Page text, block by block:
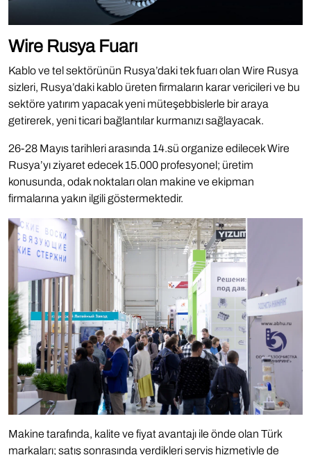
Wire Rusya Fuarı
Kablo ve tel sektörünün Rusya’daki tek fuarı olan Wire Rusya
sizleri, Rusya’daki kablo üreten firmaların karar vericileri ve bu
sektöre yatırım yapacak yeni müteşebbislerle bir araya
getirerek, yeni ticari bağlantılar kurmanızı sağlayacak.
26-28 Mayıs tarihleri arasında 14.sü organize edilecek Wire
Rusya’yı ziyaret edecek 15.000 profesyonel; üretim
konusunda, odak noktaları olan makine ve ekipman
firmalarına yakın ilgili göstermektedir.
Makine tarafında, kalite ve fiyat avantajı ile önde olan Türk
markaları; satış sonrasında verdikleri servis hizmetiyle de